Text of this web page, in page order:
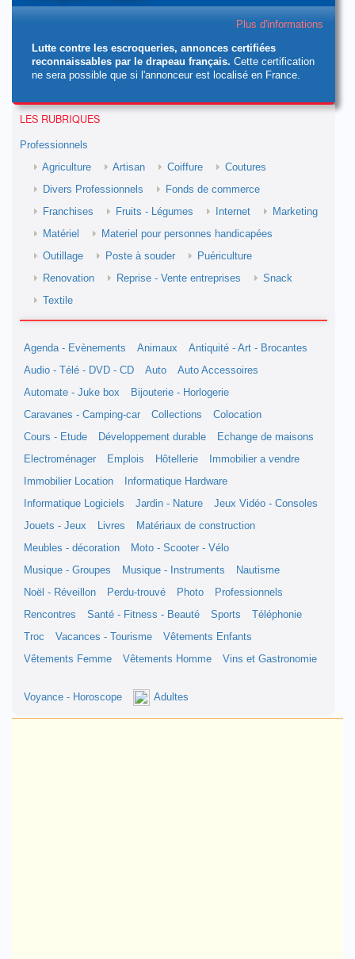
Plus d'informations
Lutte contre les escroqueries, annonces certifiées
reconnaissables par le drapeau français. Cette certification
ne sera possible que si l'annonceur est localisé en France.
LES RUBRIQUES
Professionnels
Agriculture
Artisan Coiffure
Coutures
Divers Professionnels
Fonds de commerce
Franchises
Fruits - Légumes Internet
Marketing
Matériel
Materiel pour personnes handicapées
Outillage
Poste à souder
Puériculture
Renovation
Reprise - Vente entreprises
Snack
Textile
Agenda - Evènements Animaux
Antiquité - Art - Brocantes
Audio - Télé - DVD - CD
Auto
Auto Accessoires
Automate - Juke box
Bijouterie - Horlogerie
Caravanes - Camping-car
Collections
Colocation
Cours - Etude
Développement durable
Echange de maisons
Electroménager
Emplois Hôtellerie
Immobilier a vendre
Immobilier Location
Informatique Hardware
Informatique Logiciels
Jardin - Nature
Jeux Vidéo - Consoles
Jouets - Jeux
Livres
Matériaux de construction
Meubles - décoration
Moto - Scooter - Vélo
Musique - Groupes
Musique - Instruments
Nautisme
Noël - Réveillon
Perdu-trouvé Photo
Professionnels
Rencontres
Santé - Fitness - Beauté Sports
Téléphonie
Troc
Vacances - Tourisme
Vêtements Enfants
Vêtements Femme
Vêtements Homme Vins et Gastronomie
Voyance - Horoscope Adultes